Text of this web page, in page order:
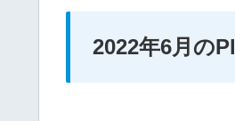
2022年6月の